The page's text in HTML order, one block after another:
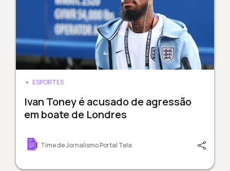
ESPORTES
Ivan Toney é acusado de agressão
em boate de Londres
Time de Jornalismo Portal Tela